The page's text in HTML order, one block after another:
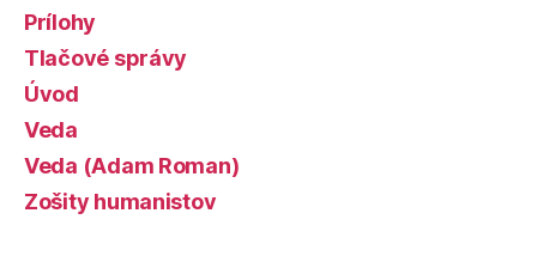
Prílohy
Tlačové správy
Úvod
Veda
Veda (Adam Roman)
Zošity humanistov